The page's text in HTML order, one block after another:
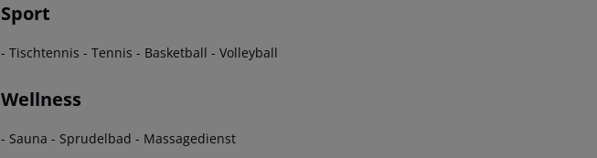
Sport
- Tischtennis - Tennis - Basketball - Volleyball
Wellness
- Sauna - Sprudelbad - Massagedienst